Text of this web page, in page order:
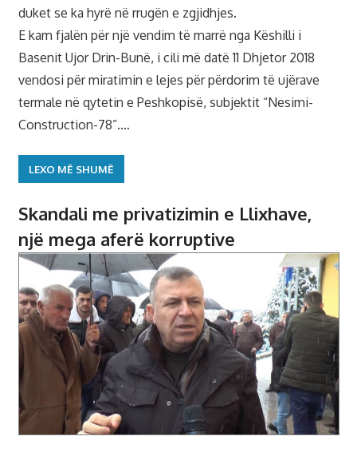
duket se ka hyrë në rrugën e zgjidhjes.
E kam fjalën për një vendim të marrë nga Këshilli i
Basenit Ujor Drin-Bunë, i cili më datë 11 Dhjetor 2018
vendosi për miratimin e lejes për përdorim të ujërave
termale në qytetin e Peshkopisë, subjektit “Nesimi-
Construction-78”.…
LEXO MË SHUMË
Skandali me privatizimin e Llixhave,
një mega aferë korruptive